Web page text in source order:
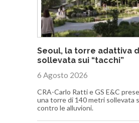
Seoul, la torre adattiva
sollevata sui “tacchi”
6 Agosto 2026
CRA-Carlo Ratti e GS E&C
una torre di 140 metri sollevata
contro le alluvioni.